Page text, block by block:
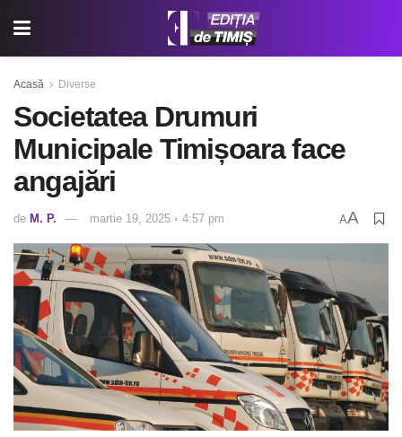
Acasă Diverse
Societatea Drumuri
Municipale Timișoara face
angajări
de M. P. martie 19, 2025 ◦ 4:57 pm AA